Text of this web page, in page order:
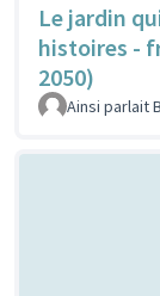
Le jardin
histoires -
2050)
Ainsi parlait